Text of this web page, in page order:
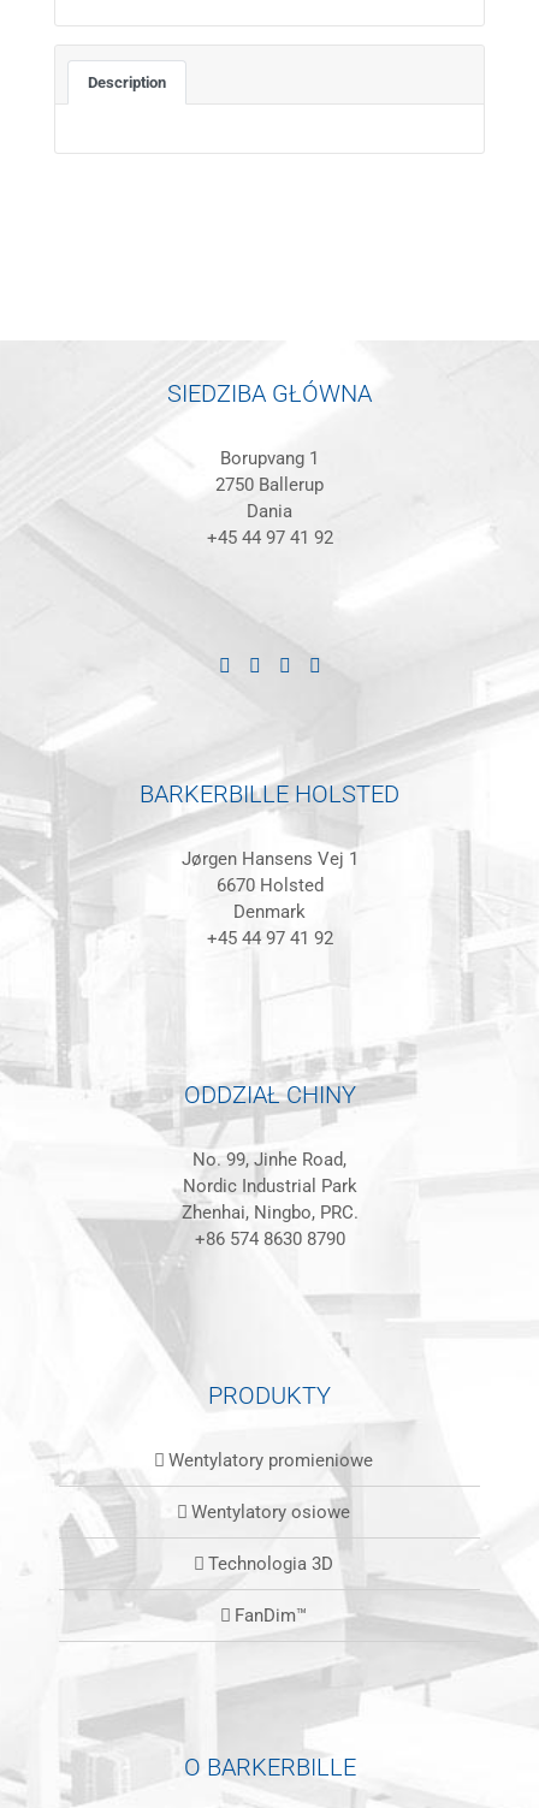
Description
SIEDZIBA GŁÓWNA
Borupvang 1
2750 Ballerup
Dania
+45 44 97 41 92
BARKERBILLE HOLSTED
Jørgen Hansens Vej 1
6670 Holsted
Denmark
+45 44 97 41 92
ODDZIAŁ CHINY
No. 99, Jinhe Road,
Nordic Industrial Park
Zhenhai, Ningbo, PRC.
+86 574 8630 8790
PRODUKTY
Wentylatory promieniowe
Wentylatory osiowe
Technologia 3D
FanDim™
O BARKERBILLE